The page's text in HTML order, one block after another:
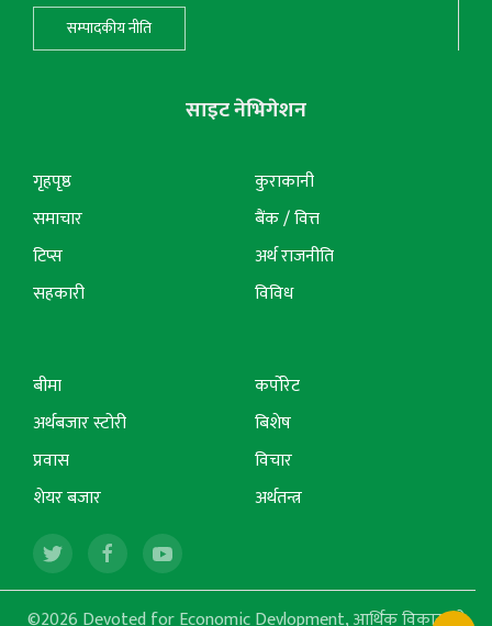
सम्पादकीय नीति
साइट नेभिगेशन
गृहपृष्ठ
समाचार
टिप्स
सहकारी
कुराकानी
बैंक / वित्त
अर्थ राजनीति
विविध
बीमा
अर्थबजार स्टोरी
प्रवास
शेयर बजार
कर्पोरेट
बिशेष
विचार
अर्थतन्त्र
©2026 Devoted for Economic Devlopment, आर्थिक विकासको